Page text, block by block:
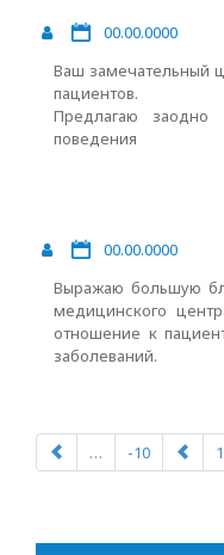
00.00.0000
Ваш замечательный
пациентов.
Предлагаю заодно
поведения
00.00.0000
Выражаю большую
медицинского
отношение к
заболеваний.
… -10